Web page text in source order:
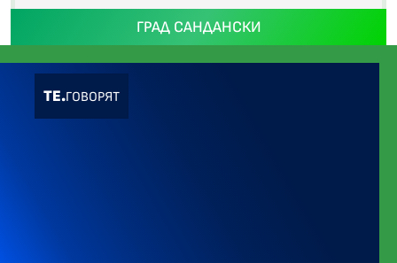
ГРАД САНДАНСКИ
ТЕ.ГОВОРЯТ